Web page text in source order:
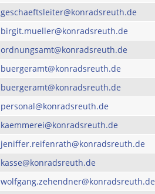
geschaeftsleiter@konradsreuth.de
birgit.mueller@konradsreuth.de
ordnungsamt@konradsreuth.de
buergeramt@konradsreuth.de
buergeramt@konradsreuth.de
personal@konradsreuth.de
kaemmerei@konradsreuth.de
jeniffer.reifenrath@konradsreuth.de
kasse@konradsreuth.de
wolfgang.zehendner@konradsreuth.de